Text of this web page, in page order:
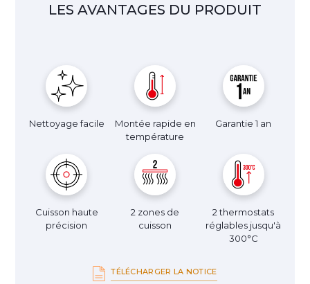
LES AVANTAGES DU PRODUIT
Nettoyage facile
Montée rapide en
température
Garantie 1 an
Cuisson haute
précision
2 zones de
cuisson
2 thermostats
réglables jusqu'à
300°C
TÉLÉCHARGER LA NOTICE